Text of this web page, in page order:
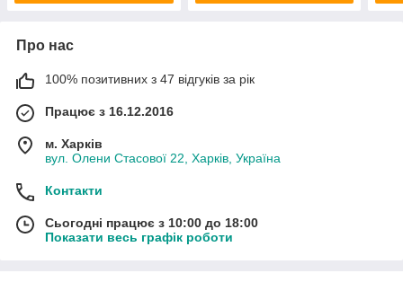
Про нас
100% позитивних з 47 відгуків за рік
Працює з 16.12.2016
м. Харків
вул. Олени Стасової 22, Харків, Україна
Контакти
Сьогодні працює з 10:00 до 18:00
Показати весь графік роботи